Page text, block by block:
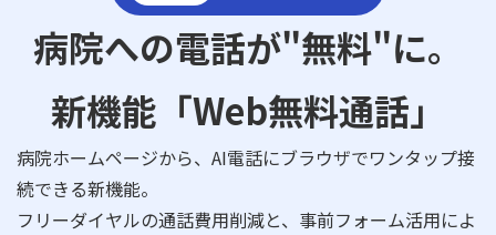
病院への電話が"無料"に。
新機能「Web無料通話」
病院ホームページから、AI電話にブラウザでワンタップ接
続できる新機能。
フリーダイヤルの通話費用削減と、事前フォーム活用によ